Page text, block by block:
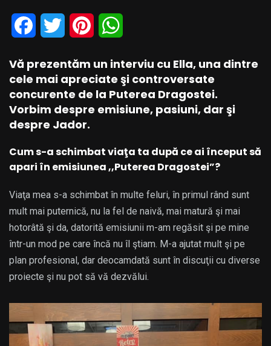
Facebook
Twitter Pinterest
Vă prezentăm un interviu cu Ella, una dintre
cele mai apreciate şi controversate
concurente de la Puterea Dragostei.
Vorbim despre emisiune, pasiuni, dar şi
despre Jador.
Cum s-a schimbat viaţa ta după ce ai început să
apari în emisiunea ,,Puterea Dragostei”?
Viaţa mea s-a schimbat în multe feluri, în primul rând sunt
mult mai puternică, nu la fel de naivă, mai matură şi mai
hotorâtă şi da, datorită emisiunii m-am regăsit şi pe mine
într-un mod pe care încă nu îl ştiam. M-a ajutat mult şi pe
plan profesional, dar deocamdată sunt în discuţii cu diverse
proiecte şi nu pot să vă dezvălui.